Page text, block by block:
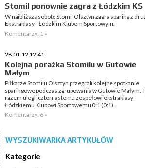
Stomil ponownie zagra z Łódzkim KS
W najbliższą sobotę Stomil Olsztyn zagra sparing z
Ekstraklasy - Łódzkim Klubem Sportowym.
Komentarzy: 1 »
28.01.12 12:41
Kolejna porażka Stomilu w Gutowie
Małym
Piłkarze Stomilu Olsztyn przegrali kolejne spotkanie
sparingowe podczas zgrupowania w Gutowie Małym.
razem ulegli czternastemu zespołowi ekstraklasy -
Łódzkiemu Klubowi Sportowemu 0:1 (0:1).
Komentarzy: 6 »
WYSZUKIWARKA ARTYKUŁÓW
Kategorie